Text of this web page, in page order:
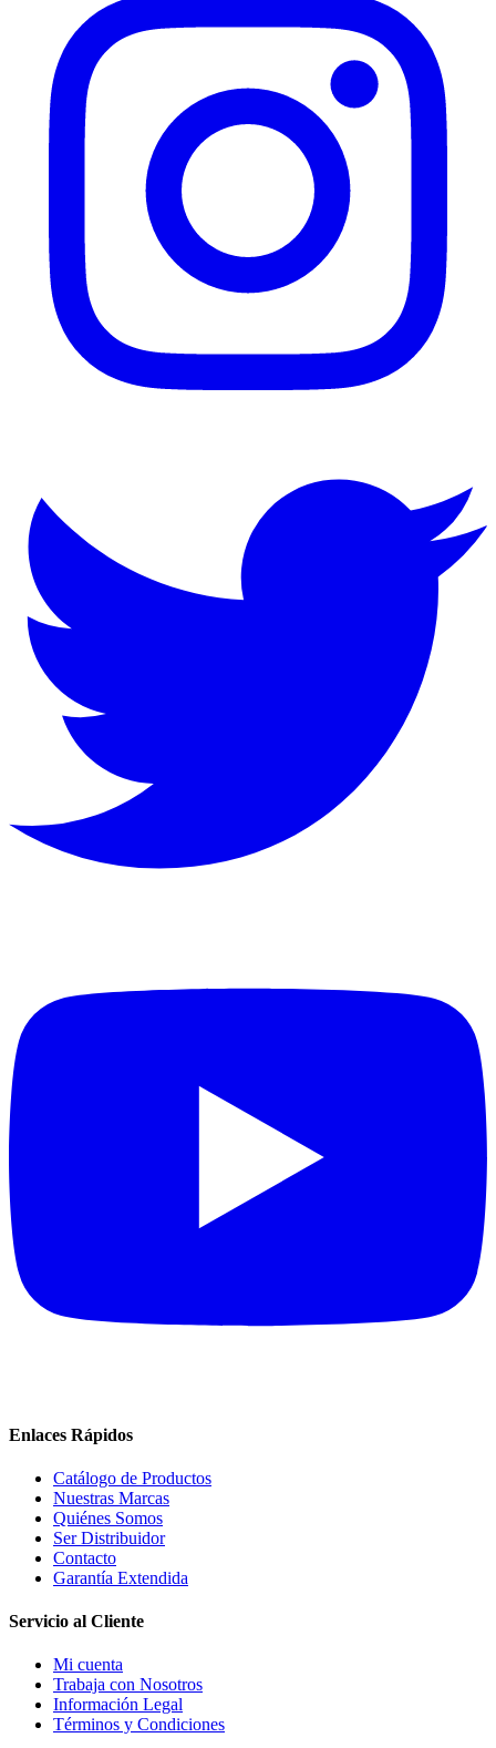
Enlaces Rápidos
Catálogo de Productos
Nuestras Marcas
Quiénes Somos
Ser Distribuidor
Contacto
Garantía Extendida
Servicio al Cliente
Mi cuenta
Trabaja con Nosotros
Información Legal
Términos y Condiciones